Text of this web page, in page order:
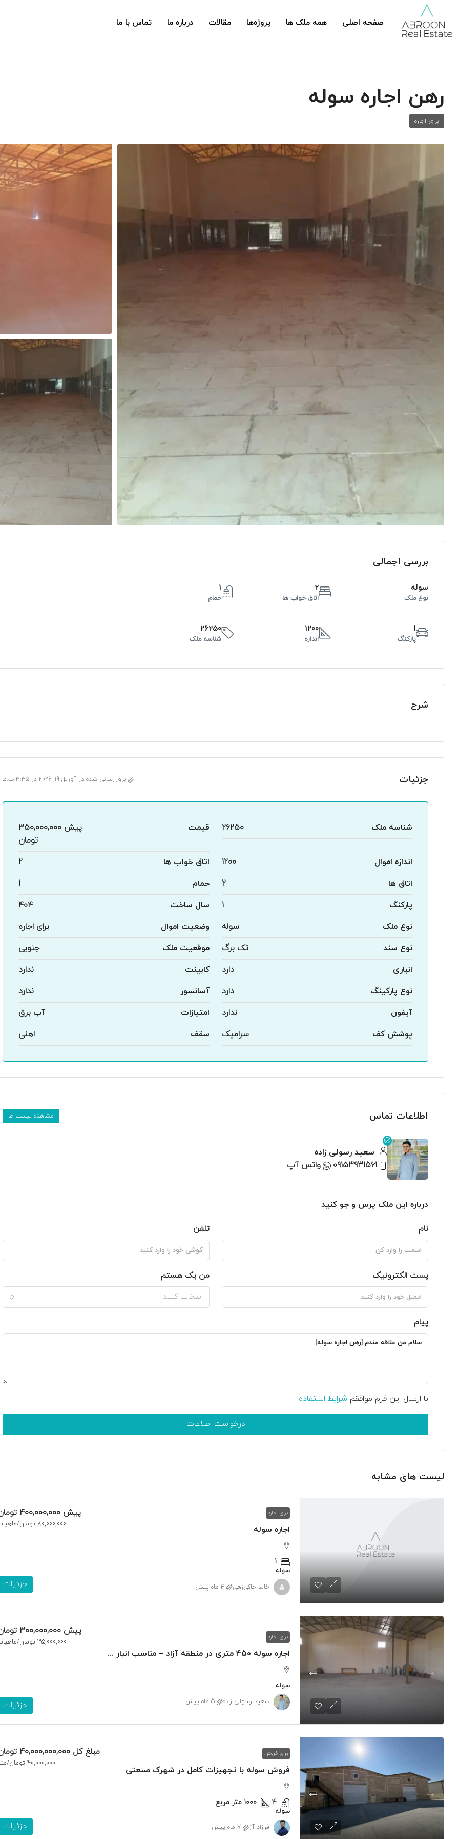
صفحه اصلی همه ملک ها پروژه‌ها مقالات درباره ما تماس با ما
رهن اجاره سوله
برای اجاره
بررسی اجمالی
سوله
نوع ملک
2
اتاق خواب ها
1
حمام
1
پارکنگ
1200
اندازه
26250
شناسه ملک
شرح
جزئیات بروزرسانی شده در آوریل 19, 2026 در 3:35 ب.ظ
شناسه ملک 26250 قیمت پیش 350,000,000
تومان
اندازه اموال
1200 اتاق خواب ها
2
اتاق ها
2 حمام
1
پارکنگ
1 سال ساخت
404
نوع ملک
سوله وضعیت اموال
برای اجاره
نوع سند
تک برگ موقعیت ملک
جنوبی
انباری
دارد کابینت
ندارد
نوع پارکینگ
دارد آسانسور
ندارد
آیفون
ندارد امتیازات
آب برق
پوشش کف
سرامیک سقف اهنی
اطلاعات تماس مشاهده لیست ها
سعید رسولی زاده
09153931561
واتس آپ
درباره این ملک پرس و جو کنید
نام تلفن
پست الکترونیک من یک هستم
انتخاب کنید
پیام
با ارسال این فرم موافقم شرایط استفاده
درخواست اطلاعات
لیست های مشابه
برای اجاره
اجاره سوله
پیش 400,000,000 تومان
80,000,000 تومان /
1
سوله
جزئیات خالد حاکی‌زهی 4 ماه پیش
برای اجاره
اجاره سوله ۴۵۰ متری در منطقه آزاد – مناسب انبار و دپوی کالا
پیش 300,000,000 تومان
35,000,000 تومان /
سوله
جزئیات سعید رسولی زاده 5 ماه پیش
برای فروش
فروش سوله با تجهیزات کامل در شهرک صنعتی
مبلغ کل 40,000,000,000 تومان
40,000,000 تومان /
4
1000 متر مربع
سوله
جزئیات فرزاد آژ 7 ماه پیش
آگوست آگوست آگوست